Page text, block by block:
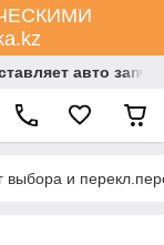
авто
выбора и